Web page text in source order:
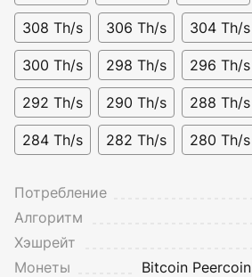
308 Th/s 306 Th/s 304 Th/s
300 Th/s 298 Th/s 296 Th/s
292 Th/s 290 Th/s 288 Th/s
284 Th/s 282 Th/s 280 Th/s
Потребление
Алгоритм
Хэшрейт
Монеты
Bitcoin Peercoin